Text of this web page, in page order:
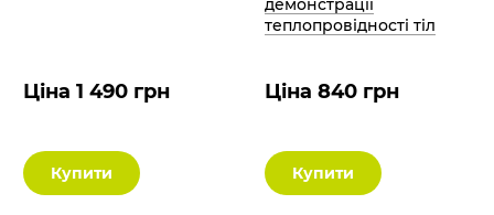
Ціна 1 490 грн
Купити
демонстрації
теплопровідності тіл
Ціна 840 грн
Купити